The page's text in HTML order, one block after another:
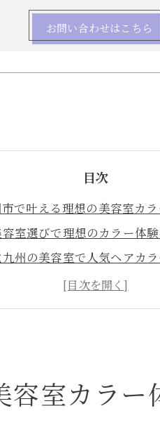
お問い合わせはこちら
目次
で叶える理想の美容室カ
室選びで理想のカラー体
州の美容室で人気ヘアカ
容室のカウンセリングが叶え
ンド重視の美容室カラー
容室発・北九州の最新ヘアカ
ンドを押さえた美容室カラ
容室カラー